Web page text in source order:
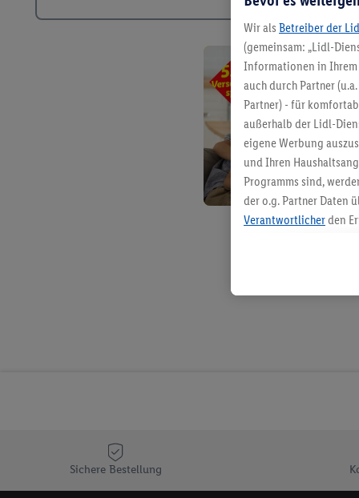
Sichere Bestellung
Wir als Betreiber der
(gemeinsam: „Lidl-
Informationen in
auch durch Partner (u.a.
Partner) - für
außerhalb der Lidl-
eigene Werbung
und Ihren
Programms sind,
der o.g. Partner Daten
Verantwortlicherden
angereicherten
Kaufverhalten in den
genauen
Sofern Sie hier Ihre
Plus-Konto einloggen,
zu erstellen (die
können, um Sie in
Hierzu wird von uns